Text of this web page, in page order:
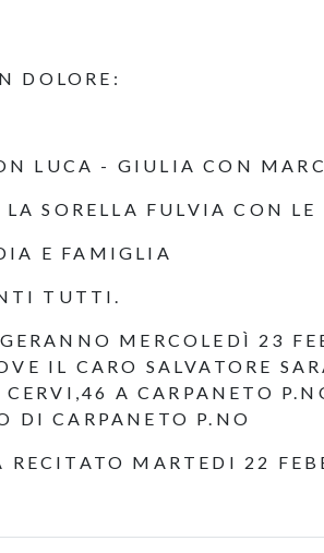
DOLORE:
LUCA - GIULIA CON
SORELLA FULVIA CON LE
E FAMIGLIA
TUTTI.
MERCOLEDÌ 23
IL CARO SALVATORE
A CARPANETO
DI CARPANETO P.NO
RECITATO MARTEDI 22